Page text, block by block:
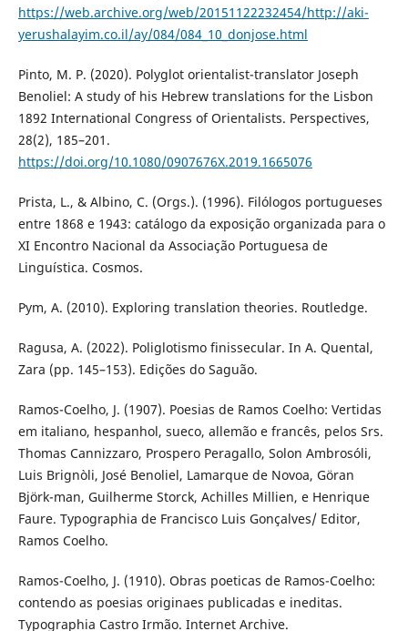
https://web.archive.org/web/20151122232454/http://aki-
yerushalayim.co.il/ay/084/084_10_donjose.html
Pinto, M. P. (2020). Polyglot orientalist-translator Joseph
Benoliel: A study of his Hebrew translations for the Lisbon
1892 International Congress of Orientalists. Perspectives,
28(2), 185–201.
https://doi.org/10.1080/0907676X.2019.1665076
Prista, L., & Albino, C. (Orgs.). (1996). Filólogos portugueses
entre 1868 e 1943: catálogo da exposição organizada para o
XI Encontro Nacional da Associação Portuguesa de
Linguística. Cosmos.
Pym, A. (2010). Exploring translation theories. Routledge.
Ragusa, A. (2022). Poliglotismo finissecular. In A. Quental,
Zara (pp. 145–153). Edições do Saguão.
Ramos-Coelho, J. (1907). Poesias de Ramos Coelho: Vertidas
em italiano, hespanhol, sueco, allemão e francês, pelos Srs.
Thomas Cannizzaro, Prospero Peragallo, Solon Ambrosóli,
Luis Brignòli, José Benoliel, Lamarque de Novoa, Göran
Björk-man, Guilherme Storck, Achilles Millien, e Henrique
Faure. Typographia de Francisco Luis Gonçalves/ Editor,
Ramos Coelho.
Ramos-Coelho, J. (1910). Obras poeticas de Ramos-Coelho:
contendo as poesias originaes publicadas e ineditas.
Typographia Castro Irmão. Internet Archive.